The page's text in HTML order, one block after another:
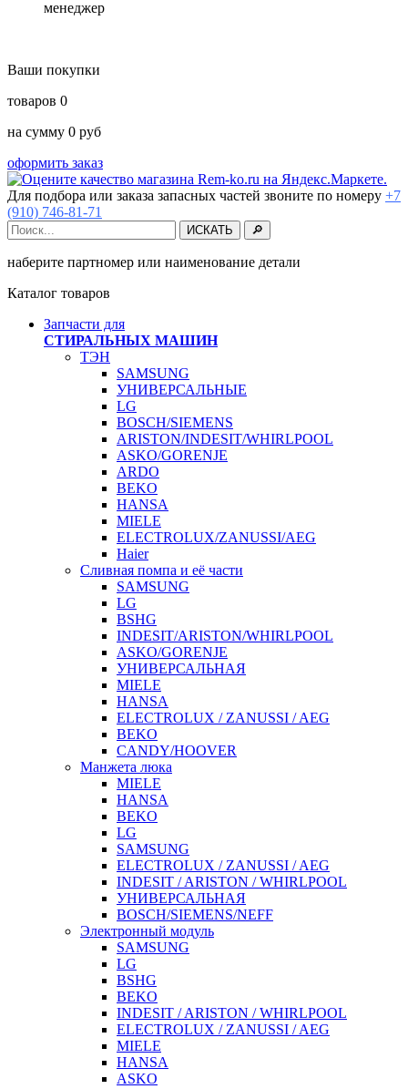
менеджер
Ваши покупки
товаров 0
на сумму 0 руб
оформить заказ
Для подбора или заказа запасных частей звоните по номеру +7
(910) 746-81-71
наберите партномер или наименование детали
Каталог товаров
Запчасти для
СТИРАЛЬНЫХ МАШИН
ТЭН
SAMSUNG
УНИВЕРСАЛЬНЫЕ
LG
BOSCH/SIEMENS
ARISTON/INDESIT/WHIRLPOOL
ASKO/GORENJE
ARDO
BEKO
HANSA
MIELE
ELECTROLUX/ZANUSSI/AEG
Haier
Сливная помпа и её части
SAMSUNG
LG
BSHG
INDESIT/ARISTON/WHIRLPOOL
ASKO/GORENJE
УНИВЕРСАЛЬНАЯ
MIELE
HANSA
ELECTROLUX / ZANUSSI / AEG
BEKO
CANDY/HOOVER
Манжета люка
MIELE
HANSA
BEKO
LG
SAMSUNG
ELECTROLUX / ZANUSSI / AEG
INDESIT / ARISTON / WHIRLPOOL
УНИВЕРСАЛЬНАЯ
BOSCH/SIEMENS/NEFF
Электронный модуль
SAMSUNG
LG
BSHG
BEKO
INDESIT / ARISTON / WHIRLPOOL
ELECTROLUX / ZANUSSI / AEG
MIELE
HANSA
ASKO